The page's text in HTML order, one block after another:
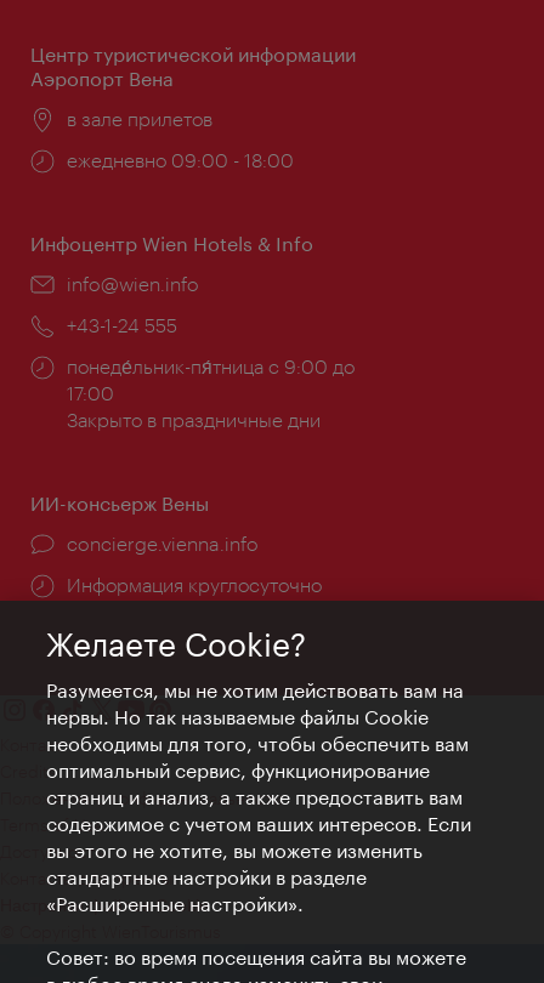
Центр туристической информации
Аэропорт Вена
Расположение:
в зале прилетов
Часы
ежедневно 09:00 - 18:00
Инфоцентр Wien Hotels & Info
Эл.
info@wien.info
Телефон:
+43-1-24 555
Часы
работы:
понеде́льник-пя́тница с 9:00 до
17:00
Закрыто в праздничные дни
ИИ-консьерж Вены
concierge.vienna.info
Информация круглосуточно
Контакт
Credits
Положение о конфиденциальности
Terms of Use
Доступность
Контакты для прессы
Настройки файлов Cookie
Желаете Cookie?
Разумеется, мы не хотим действовать вам на
нервы. Но так называемые файлы Cookie
необходимы для того, чтобы обеспечить вам
оптимальный сервис, функционирование
страниц и анализ, а также предоставить вам
содержимое с учетом ваших интересов. Если
вы этого не хотите, вы можете изменить
стандартные настройки в разделе
«Расширенные настройки».
Совет: во время посещения сайта вы можете